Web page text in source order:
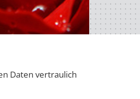
Daten vertraulich